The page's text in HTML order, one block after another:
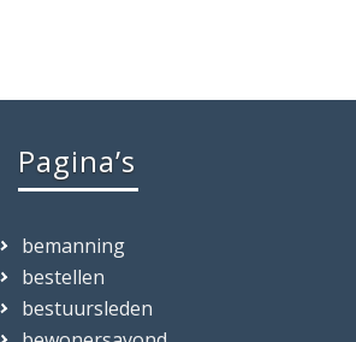
Pagina’s
bemanning
bestellen
bestuursleden